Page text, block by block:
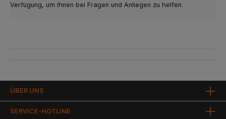
Verfügung, um Ihnen bei Fragen und Anliegen zu helfen.
ÜBER UNS
SERVICE-HOTLINE